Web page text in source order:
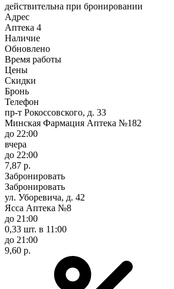
действительна при бронировании
Адрес
Аптека 4
Наличие
Обновлено
Время работы
Цены
Скидки
Бронь
Телефон
пр-т Рокоссовского, д. 33
Минская Фармация Аптека №182
до 22:00
вчера
до 22:00
7,87 р.
Забронировать
Забронировать
ул. Уборевича, д. 42
Ясса Аптека №8
до 21:00
0,33 шт. в 11:00
до 21:00
9,60 р.